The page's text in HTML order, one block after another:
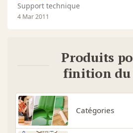
Support technique
4 Mar 2011
Produits
finition du
Catégories